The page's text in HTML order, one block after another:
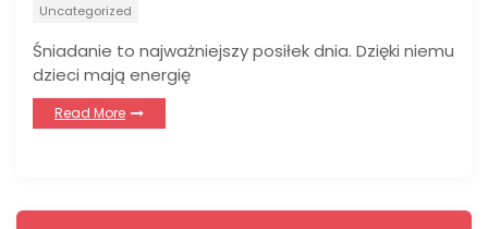
Uncategorized
Śniadanie to najważniejszy posiłek dnia. Dzięki niemu
dzieci mają energię
Read More